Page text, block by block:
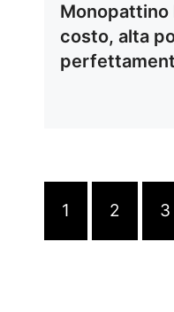
Monopattino
costo, alta
1 2 3